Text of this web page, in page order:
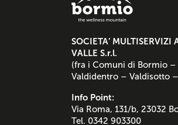
SOCIETA’ MULTISERVIZI
VALLE S.r.l.
(fra i Comuni di Bormio –
Valdidentro – Valdisotto
Info Point:
Via Roma, 131/b, 23032
Tel. 0342 903300